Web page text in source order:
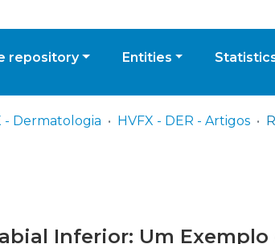
repository Entities
- Dermatologia HVFX - DER - Artigos
Inferior: Um